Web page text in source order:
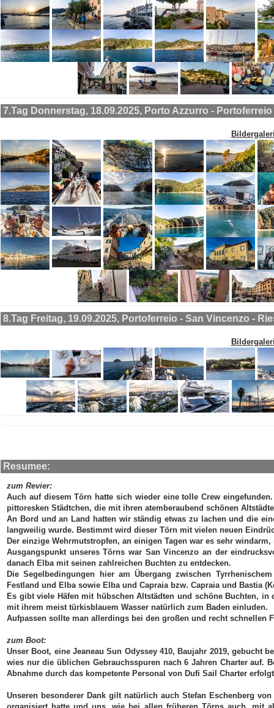
7.Tag Donnerstag, 18.09.2025, Porto Azzurro - Portoferreio
8.Tag Freitag, 19.09.2025, Portoferreio - San Vincenzo -
Resumee:
zum Revier:
Auch auf diesem Törn hatte sich wieder eine tolle Crew
pittoresken Städtchen, die mit ihren atemberaubend schönen
An Bord und an Land hatten wir ständig etwas zu lachen und die
langweilig wurde. Bestimmt wird dieser Törn mit vielen neuen
Der einzige Wehrmutstropfen, an einigen Tagen war es sehr
Ausgangspunkt unseres Törns war San Vincenzo an der
danach Elba mit seinen zahlreichen Buchten zu entdecken.
Die Segelbedingungen hier am Übergang zwischen
Festland und Elba sowie Elba und Capraia bzw. Capraia und Bastia
Es gibt viele Häfen mit hübschen Altstädten und schöne Buchten,
mit ihrem meist türkisblauem Wasser natürlich zum Baden einluden.
Aufpassen sollte man allerdings bei den großen und recht schnellen
zum Boot:
Unser Boot, eine Jeaneau Sun Odyssey 410, Baujahr 2019,
wies nur die üblichen Gebrauchsspuren nach 6 Jahren Charter auf.
Abnahme durch das kompetente Personal von Dufi Sail Charter
Unseren besonderer Dank gilt natürlich auch Stefan Eschenberg von